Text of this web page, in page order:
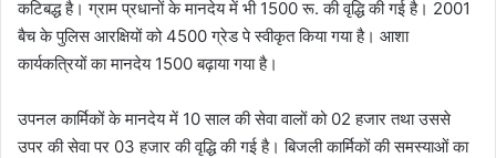
कटिबद्ध है। ग्राम प्रधानों के मानदेय में भी 1500 रू. की वृद्धि की गई है। 2001
बैच के पुलिस आरक्षियों को 4500 ग्रेड पे स्वीकृत किया गया है। आशा
कार्यकत्रियों का मानदेय 1500 बढ़ाया गया है।
उपनल कार्मिकों के मानदेय में 10 साल की सेवा वालों को 02 हजार तथा उससे
उपर की सेवा पर 03 हजार की वृद्धि की गई है। बिजली कार्मिकों की समस्याओं का